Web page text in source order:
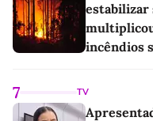
estabilizar
incêndios
7 TV